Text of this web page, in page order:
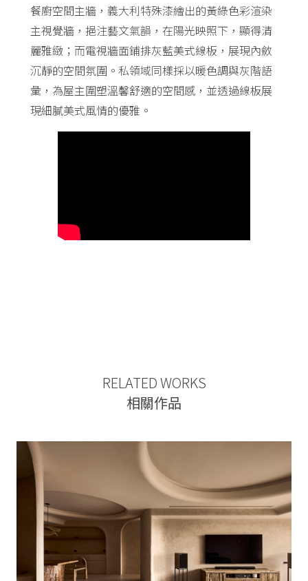
餐廚空間主牆，義大利特殊漆繪出的黃綠色彩渲染
主視覺牆，挹注藝文氣韻，在陽光映照下，顯得清
麗雅緻；而電視牆面鋪排灰藍美式線板，展現內斂
沉靜的空間氛圍。私領域同樣採以暖色調與灰階語
彙，為屋主圍塑溫馨舒適的空間感，並透過線板展
現細膩美式風情的優雅。
RELATED WORKS
相關作品